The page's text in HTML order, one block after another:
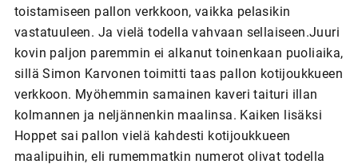
toistamiseen pallon verkkoon, vaikka pelasikin
vastatuuleen. Ja vielä todella vahvaan sellaiseen.Juuri
kovin paljon paremmin ei alkanut toinenkaan puoliaika,
sillä Simon Karvonen toimitti taas pallon kotijoukkueen
verkkoon. Myöhemmin samainen kaveri taituri illan
kolmannen ja neljännenkin maalinsa. Kaiken lisäksi
Hoppet sai pallon vielä kahdesti kotijoukkueen
maalipuihin, eli rumemmatkin numerot olivat todella